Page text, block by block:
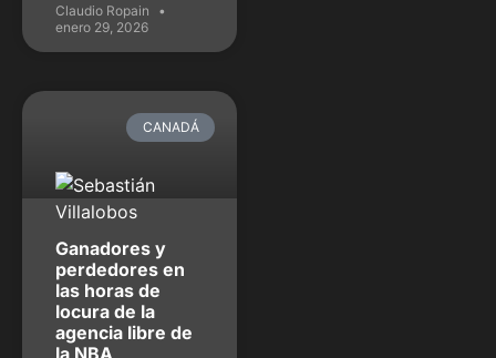
Claudio Ropain
enero 29, 2026
CANADÁ
Ganadores y
perdedores en
las horas de
locura de la
agencia libre de